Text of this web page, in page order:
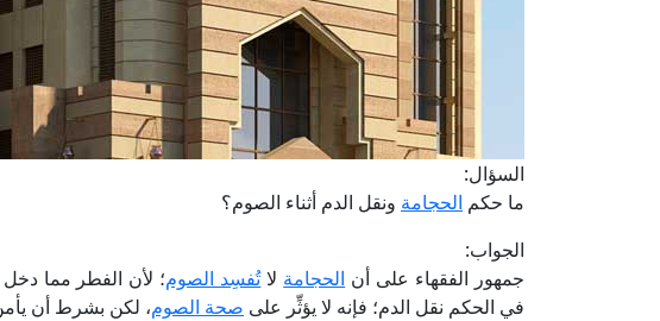
السؤال:
ما حكم الحجامة ونقل الدم أثناء الصوم؟
الجواب:
جمهور الفقهاء على أن الحجامة لاتُفسِد الصوم؛ لأن الفطر مما
في الحكم نقل الدم؛ فإنه لا يؤثِّر على صحة الصوم، لكن بشرط أن